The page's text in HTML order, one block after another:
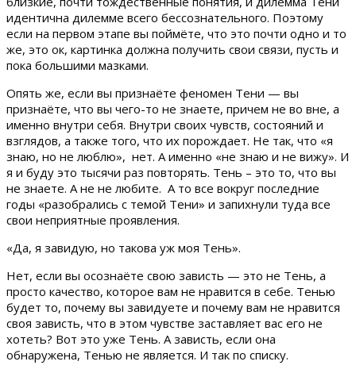
идентична дилемме всего бессознательного. Поэтому
если на первом этапе вы поймёте, что это почти одно и то
же, это ок, картинка должна получить свои связи, пусть и
пока большими мазками.
Опять же, если вы признаёте феномен Тени — вы
признаёте, что вы чего-то не знаете, причем не во вне, а
именно внутри себя. Внутри своих чувств, состояний и
взглядов, а также того, что их порождает. Не так, что «я
знаю, но не люблю», нет. А именно «не знаю и не вижу». И
я и буду это тысячи раз повторять. Тень – это то, что вы
не знаете. А не не любите. А то все вокруг последние
годы «разобрались с темой Тени» и запихнули туда все
свои неприятные проявления.
«Да, я завидую, но такова уж моя Тень».
Нет, если вы осознаёте свою зависть — это не Тень, а
просто качество, которое вам не нравится в себе. Тенью
будет то, почему вы завидуете и почему вам не нравится
своя зависть, что в этом чувстве заставляет вас его не
хотеть? Вот это уже Тень. А зависть, если она
обнаружена, Тенью не является. И так по списку.